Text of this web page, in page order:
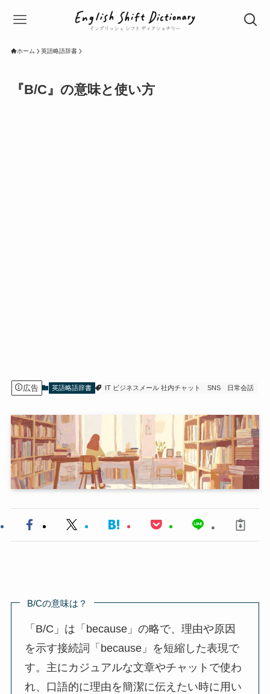
ホーム 英語略語辞書
『B/C』の意味と使い方
広告 英語略語辞書 IT ビジネスメール 社内チャット SNS 日常会話
B/Cの意味は？
「B/C」は「because」の略で、理由や原因
を示す接続詞「because」を短縮した表現で
す。主にカジュアルな文章やチャットで使わ
れ、口語的に理由を簡潔に伝えたい時に用い